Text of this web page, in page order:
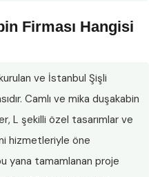
Firması Hangisi
ve İstanbul Şişli
Camlı ve mika duşakabin
L şekilli özel tasarımlar ve
hizmetleriyle öne
yana tamamlanan proje